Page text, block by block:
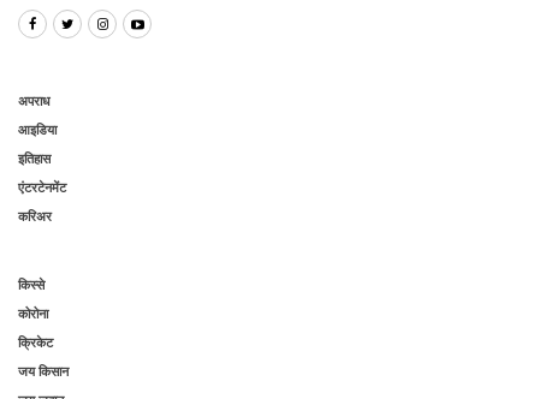
अपराध
आइडिया
इतिहास
एंटरटेनमेंट
करिअर
किस्से
कोरोना
क्रिकेट
जय किसान